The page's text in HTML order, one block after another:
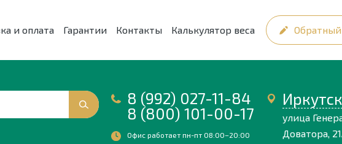
и оплата Гарантии Контакты Калькулятор веса Обратный
8 (992) 027-11-84
8 (800) 101-00-17
Офис работает пн-пт 08:00–20:00
Иркутск
улица
Доватора,